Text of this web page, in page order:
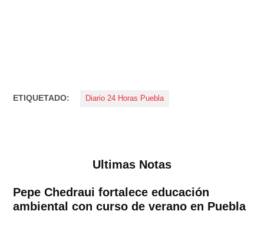
ETIQUETADO: Diario 24 Horas Puebla
Ultimas Notas
Pepe Chedraui fortalece educación
ambiental con curso de verano en Puebla